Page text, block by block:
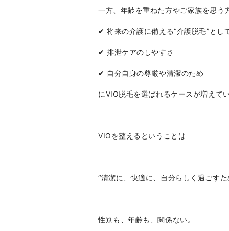
一方、年齢を重ねた方やご家族を思う
✔︎ 将来の介護に備える“介護脱毛”とし
✔︎ 排泄ケアのしやすさ
✔︎ 自分自身の尊厳や清潔のため
にVIO脱毛を選ばれるケースが増えてい
VIOを整えるということは
“清潔に、快適に、自分らしく過ごすた
性別も、年齢も、関係ない。